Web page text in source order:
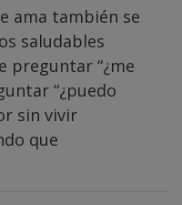
ama también se
saludables
preguntar “¿me
“¿puedo
sin vivir
que